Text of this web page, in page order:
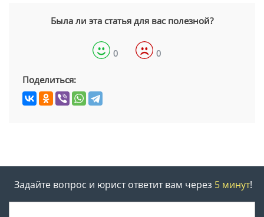
Была ли эта статья для вас полезной?
0 0
Поделиться:
Задайте вопрос и юрист ответит вам через 5 минут!